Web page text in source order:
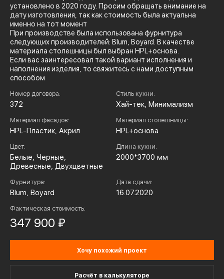
установлено в 2020 году. Просим обращать внимание на
дату изготовления, так как стоимость была актуальна
именно на тот момент
При производстве была использована фурнитура
следующих производителей: Blum, Boyard. В качестве
материала столешницы был выбран HPL+основа.
Если вас заинтересовал такой вариант исполнения и
наполнения изделия, то свяжитесь с нами доступным
способом
Номер договора:
372
Стиль кухни:
Хай-тек, Минимализм
Материал фасадов:
HPL-Пластик, Акрил
Материал столешницы:
HPL+основа
Цвет:
Белые, Черные,
Древесные, Двухцветные
Длина кухни:
2000*3700 мм
Фурнитура:
Blum, Boyard
Дата сдачи:
16.07.2020
Фактическая стоимость:
347 900 ₽
Хочу похожий проект
Расчёт в калькуляторе